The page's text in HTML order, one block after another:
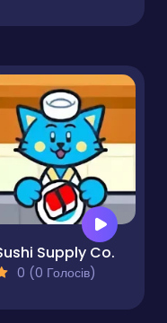
Supply Co.
0 (0 Голосів)